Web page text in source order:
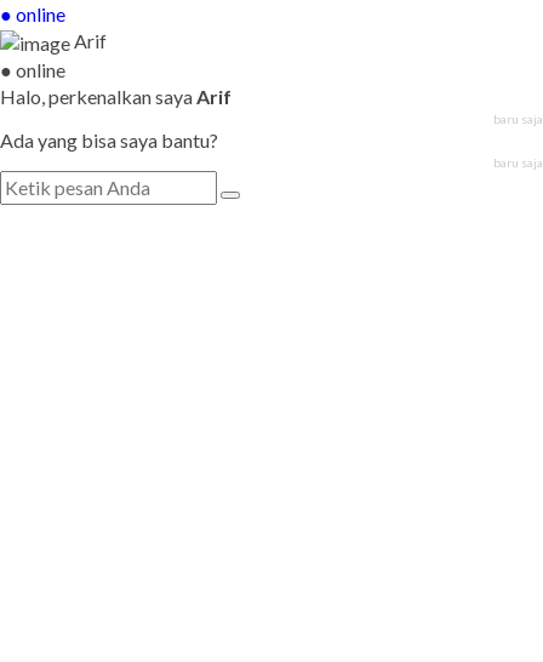
● online
Arif
● online
Halo, perkenalkan sayaArif
baru saja
Ada yang bisa saya bantu?
baru saja